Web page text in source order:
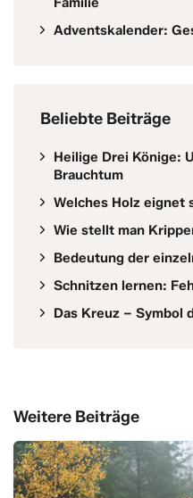
Adventskalender:
Beliebte Beiträge
Heilige Drei Könige:
Brauchtum
Welches Holz eignet
Wie stellt man
Bedeutung der
Schnitzen lernen:
Das Kreuz – Symbol
Weitere Beiträge